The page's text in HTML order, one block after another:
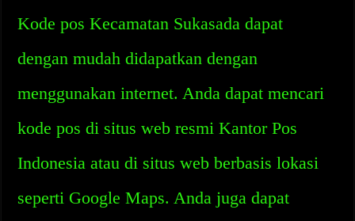
Kode pos Kecamatan Sukasada dapat
dengan mudah didapatkan dengan
menggunakan internet. Anda dapat mencari
kode pos di situs web resmi Kantor Pos
Indonesia atau di situs web berbasis lokasi
seperti Google Maps. Anda juga dapat